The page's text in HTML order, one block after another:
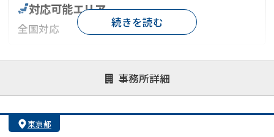
事務所詳細
対応可能エリア
全国対応
対応が親身 オンライン面談可能
レスポンスが早い
1億円以上の買取可
続きを読む
東京都